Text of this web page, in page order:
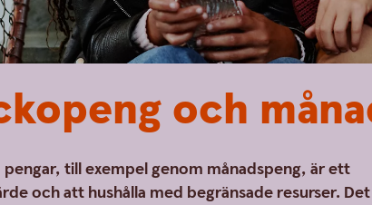
och
till exempel genom månadspeng, är ett
och att hushålla med begränsade resurser. Det